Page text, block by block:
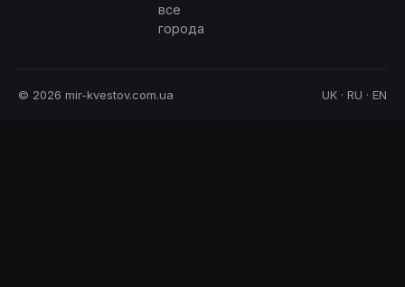
все
города
© 2026 mir-kvestov.com.ua UK · RU · EN